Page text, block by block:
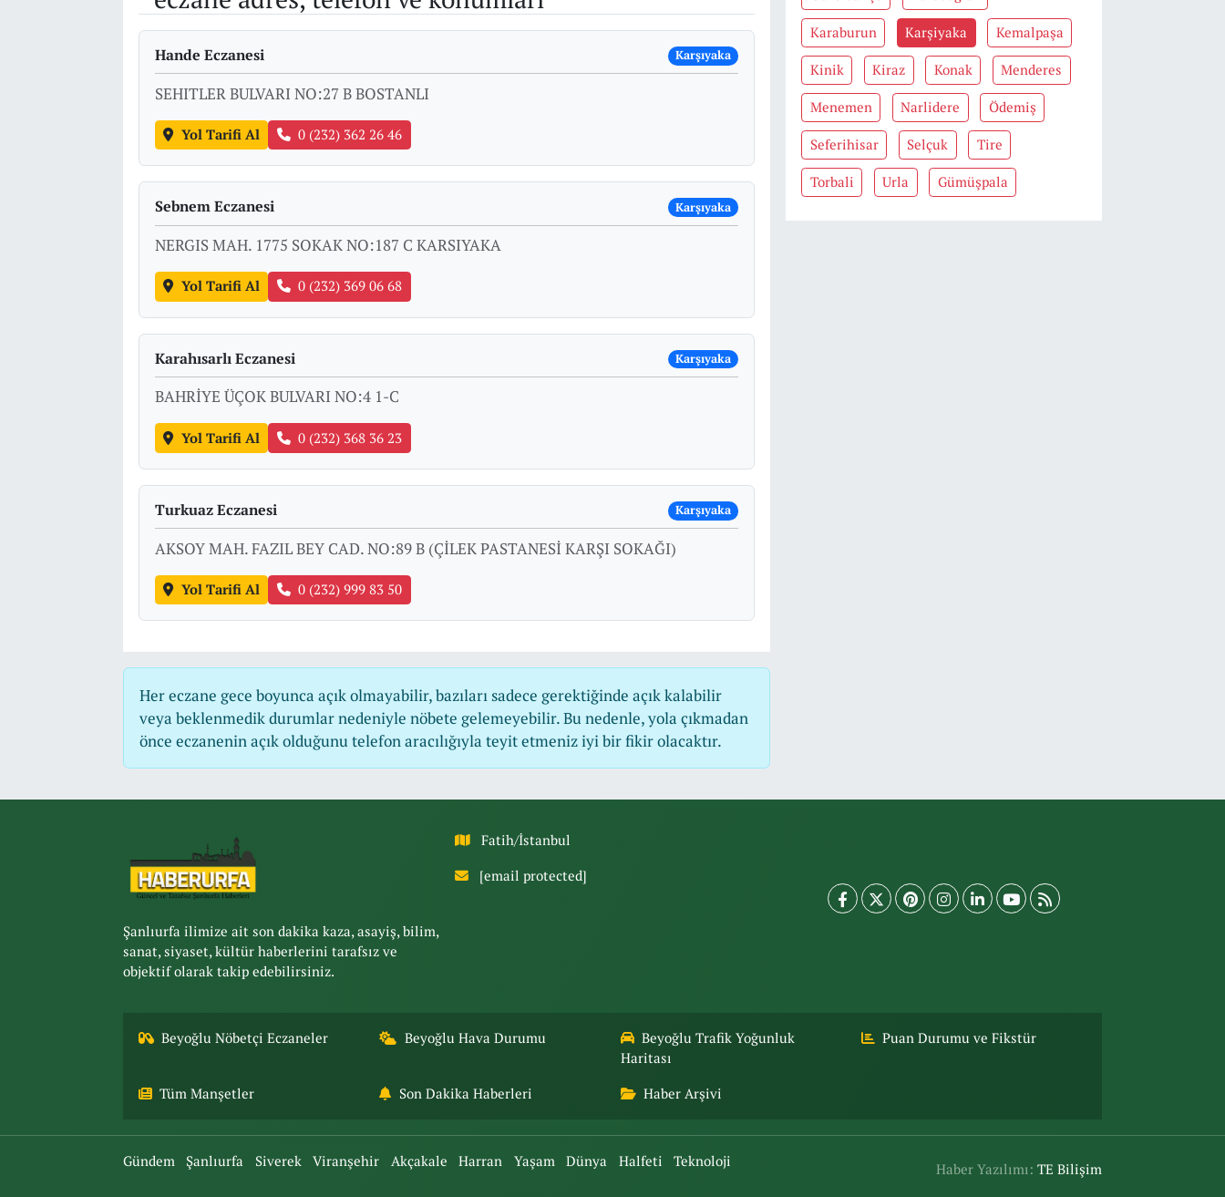
Hande Eczanesi Karşıyaka
SEHITLER BULVARI NO:27 B BOSTANLI
Yol Tarifi Al 0 (232) 362 26 46
Sebnem Eczanesi Karşıyaka
NERGIS MAH. 1775 SOKAK NO:187 C KARSIYAKA
Yol Tarifi Al 0 (232) 369 06 68
Karahısarlı Eczanesi Karşıyaka
BAHRİYE ÜÇOK BULVARI NO:4 1-C
Yol Tarifi Al 0 (232) 368 36 23
Turkuaz Eczanesi Karşıyaka
AKSOY MAH. FAZIL BEY CAD. NO:89 B (ÇİLEK PASTANESİ KARŞI SOKAĞI)
Yol Tarifi Al 0 (232) 999 83 50
Her eczane gece boyunca açık olmayabilir, bazıları sadece gerektiğinde açık kalabilir
veya beklenmedik durumlar nedeniyle nöbete gelemeyebilir. Bu nedenle, yola çıkmadan
önce eczanenin açık olduğunu telefon aracılığıyla teyit etmeniz iyi bir fikir olacaktır.
Karaburun Karşiyaka Kemalpaşa
Kinik Kiraz Konak Menderes
Menemen Narlidere Ödemiş
Seferihisar Selçuk Tire
Torbali Urla Gümüşpala
Şanlıurfa ilimize ait son dakika kaza, asayiş, bilim,
sanat, siyaset, kültür haberlerini tarafsız ve
objektif olarak takip edebilirsiniz.
Fatih/İstanbul
[email protected]
Beyoğlu Nöbetçi Eczaneler Beyoğlu Hava Durumu
Beyoğlu Trafik Yoğunluk
Haritası
Puan Durumu ve Fikstür
Tüm Manşetler Son Dakika Haberleri Haber Arşivi
Gündem Şanlıurfa Siverek Viranşehir Akçakale Harran Yaşam Dünya Halfeti Teknoloji Haber Yazılımı:TE Bilişim